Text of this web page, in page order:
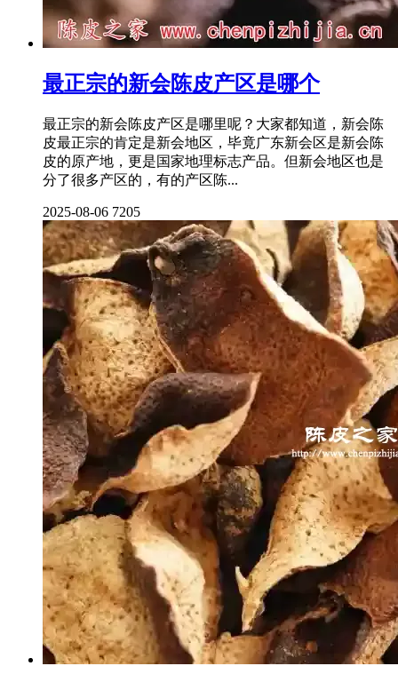
最正宗的新会陈皮产区是哪个
最正宗的新会陈皮产区是哪里呢？大家都知道，新会陈
皮最正宗的肯定是新会地区，毕竟广东新会区是新会陈
皮的原产地，更是国家地理标志产品。但新会地区也是
分了很多产区的，有的产区陈...
2025-08-06 7205